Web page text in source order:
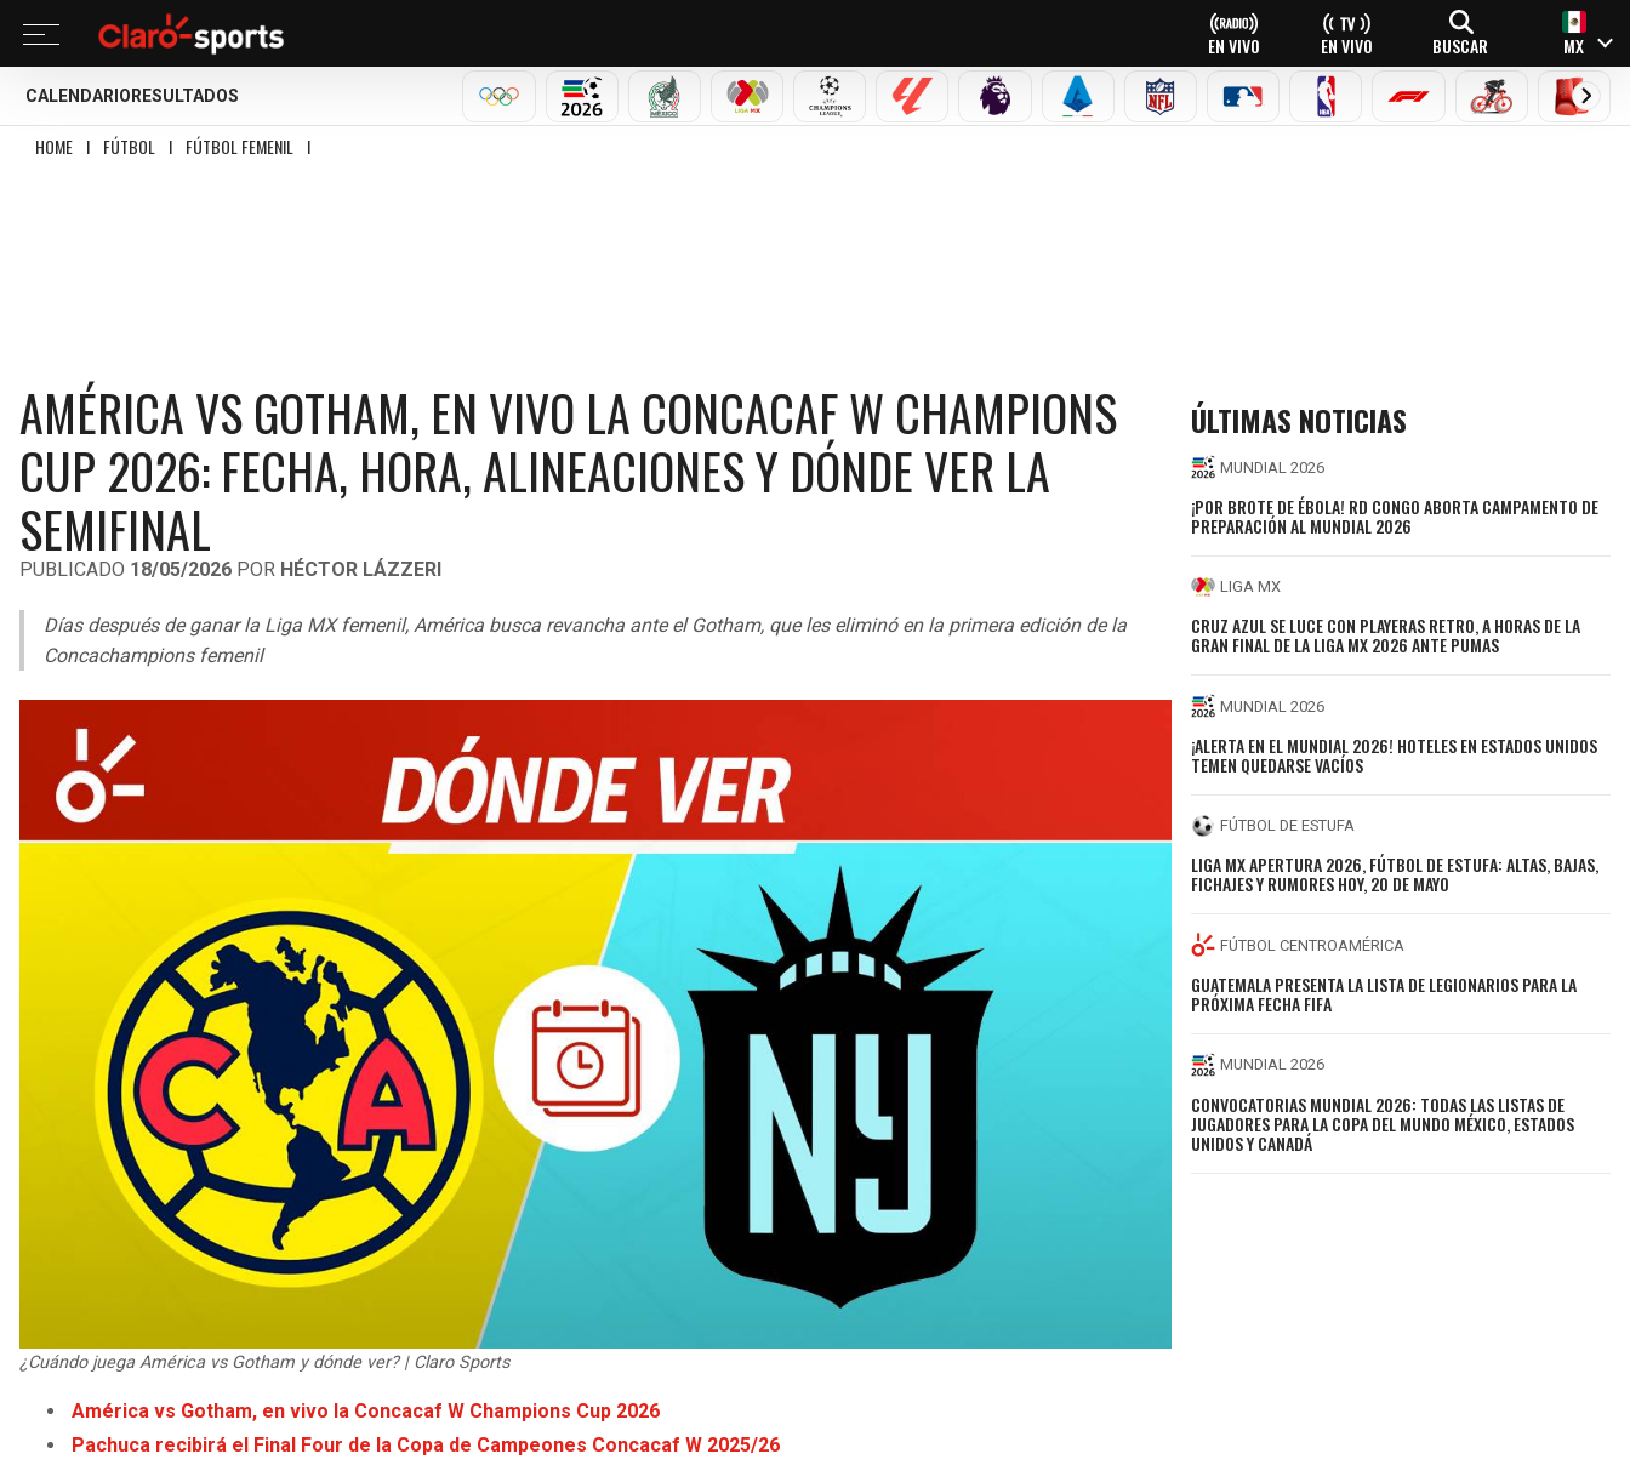
EN VIVO EN VIVO BUSCAR MX
CALENDARIO RESULTADOS
OLÍMPICOSMUNDIAL 2026SELECCIÓN MEXICANA
LIGA MX CHAMPIONS LEAGUE
LALIGA PREMIER LEAGUE
SERIE A NFL MLB NBA FÓRMULA 1CICLISMOBOXEO
HOME I FÚTBOL I FÚTBOL FEMENIL I
AMÉRICA VS GOTHAM, EN VIVO LA CONCACAF W CHAMPIONS
CUP 2026: FECHA, HORA, ALINEACIONES Y DÓNDE VER LA
SEMIFINAL
PUBLICADO 18/05/2026 POR HÉCTOR LÁZZERI
Días después de ganar la Liga MX femenil, América busca revancha ante el Gotham, que les eliminó en la primera edición de la
Concachampions femenil
¿Cuándo juega América vs Gotham y dónde ver? | Claro Sports
América vs Gotham, en vivo la Concacaf W Champions Cup 2026
Pachuca recibirá el Final Four de la Copa de Campeones Concacaf W 2025/26
ÚLTIMAS NOTICIAS
MUNDIAL 2026
¡POR BROTE DE ÉBOLA! RD CONGO ABORTA CAMPAMENTO DE
PREPARACIÓN AL MUNDIAL 2026
LIGA MX
CRUZ AZUL SE LUCE CON PLAYERAS RETRO, A HORAS DE LA
GRAN FINAL DE LA LIGA MX 2026 ANTE PUMAS
MUNDIAL 2026
¡ALERTA EN EL MUNDIAL 2026! HOTELES EN ESTADOS UNIDOS
TEMEN QUEDARSE VACÍOS
FÚTBOL DE ESTUFA
LIGA MX APERTURA 2026, FÚTBOL DE ESTUFA: ALTAS, BAJAS,
FICHAJES Y RUMORES HOY, 20 DE MAYO
FÚTBOL CENTROAMÉRICA
GUATEMALA PRESENTA LA LISTA DE LEGIONARIOS PARA LA
PRÓXIMA FECHA FIFA
MUNDIAL 2026
CONVOCATORIAS MUNDIAL 2026: TODAS LAS LISTAS DE
JUGADORES PARA LA COPA DEL MUNDO MÉXICO, ESTADOS
UNIDOS Y CANADÁ